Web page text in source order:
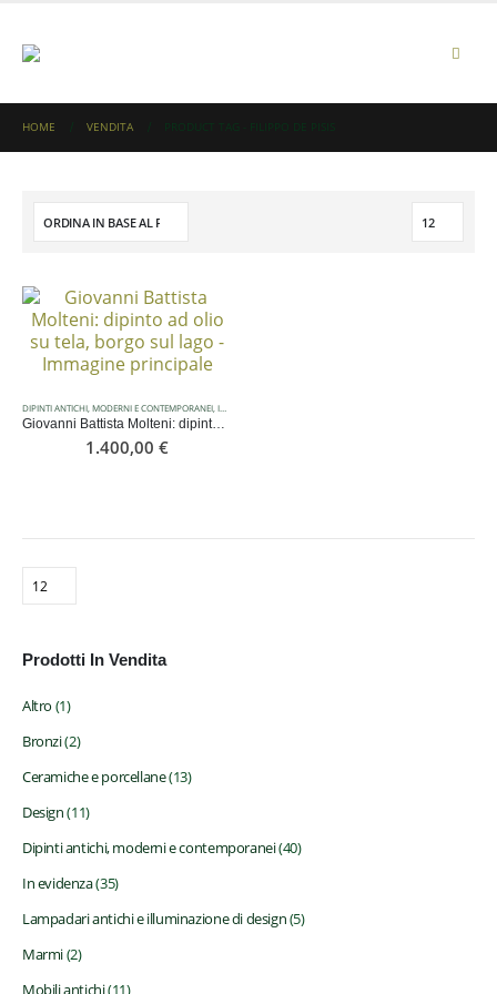
HOME VENDITA PRODUCT TAG - FILIPPO DE PISIS
DIPINTI ANTICHI, MODERNI E CONTEMPORANEI IN EVIDENZA
Giovanni Battista Molteni: dipinto ad olio su tela, borgo sul mare
1.400,00 €
Prodotti In Vendita
Altro (1)
Bronzi(2)
Ceramiche e porcellane(13)
Design(11)
Dipinti antichi, moderni e contemporanei(40)
In evidenza(35)
Lampadari antichi e illuminazione di design(5)
Marmi(2)
Mobili antichi(11)
Compravendita d'Arte
Via Bobbio 160-162 R
16137 Genova - Italy
Telefono: +39 351 5808194
Site Map